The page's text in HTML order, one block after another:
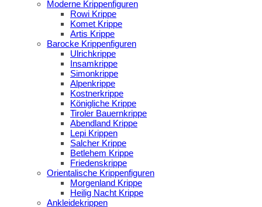
Moderne Krippenfiguren
Rowi Krippe
Komet Krippe
Artis Krippe
Barocke Krippenfiguren
Ulrichkrippe
Insamkrippe
Simonkrippe
Alpenkrippe
Kostnerkrippe
Königliche Krippe
Tiroler Bauernkrippe
Abendland Krippe
Lepi Krippen
Salcher Krippe
Betlehem Krippe
Friedenskrippe
Orientalische Krippenfiguren
Morgenland Krippe
Heilig Nacht Krippe
Ankleidekrippen